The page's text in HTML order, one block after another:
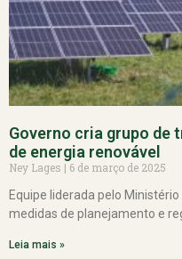
Governo cria grupo de
de energia renovável
Ney Lages
6 de março de 2025
Equipe liderada pelo
medidas de planejamento e
Leia mais »